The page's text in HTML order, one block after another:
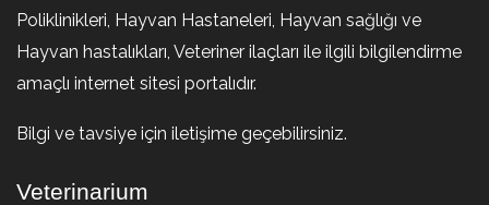
Poliklinikleri, Hayvan Hastaneleri, Hayvan sağlığı ve
Hayvan hastalıkları, Veteriner ilaçları ile ilgili bilgilendirme
amaçlı internet sitesi portalıdır.
Bilgi ve tavsiye için iletişime geçebilirsiniz.
Veterinarium